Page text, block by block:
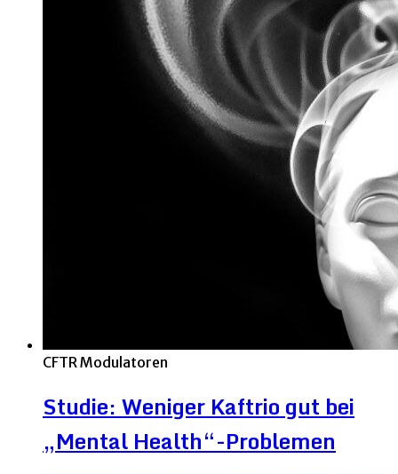
CFTR Modulatoren
Studie: Weniger Kaftrio gut bei
„Mental Health“-Problemen